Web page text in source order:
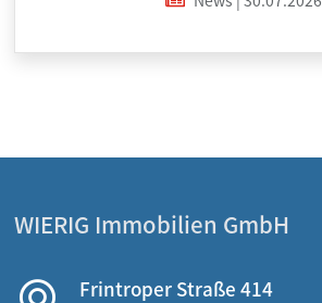
WIERIG Immobilien GmbH
Frintroper Straße 414